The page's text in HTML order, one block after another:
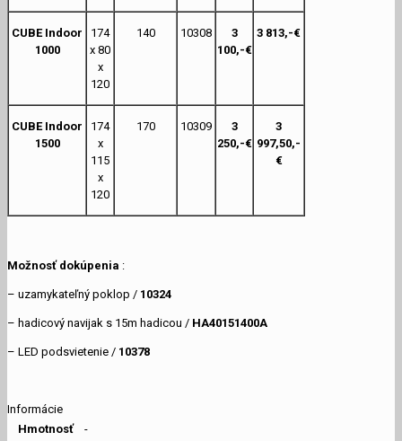
CUBE Indoor
1000
174
x 80
x
120
140 10308
3
100,-€
3 813,-€
CUBE Indoor
1500
174
x
115
x
120
170 10309
3
250,-€
3
997,50,-
€
Možnosť dokúpenia :
– uzamykateľný poklop / 10324
– hadicový navijak s 15m hadicou / HA40151400A
– LED podsvietenie / 10378
Informácie
Hmotnosť
-